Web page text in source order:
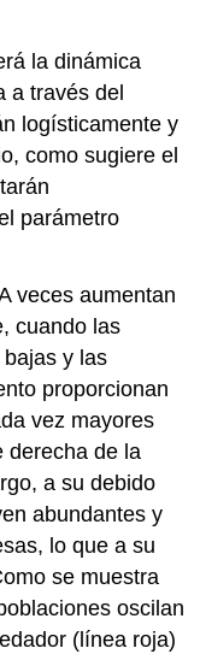
la dinámica
a través del
logísticamente y
como sugiere el
parámetro
veces aumentan
cuando las
y las
proporcionan
vez mayores
derecha de la
a su debido
abundantes y
lo que a su
se muestra
oscilan
(línea roja)